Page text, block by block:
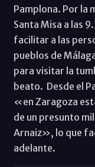
Pamplona. Por la
Santa Misa a las
facilitar a las
pueblos de
para visitar la
beato. Desde el
«en Zaragoza
de un presunto
Arnaiz», lo que
adelante.